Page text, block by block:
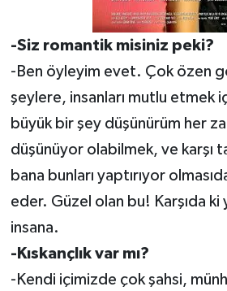
-Siz romantik misiniz peki?
-Ben öyleyim evet. Çok özen
şeylere, insanları mutlu etmek
büyük bir şey düşünürüm her
düşünüyor olabilmek, ve karşı
bana bunları yaptırıyor
eder. Güzel olan bu! Karşıda ki
insana.
-Kıskançlık var mı?
-Kendi içimizde çok şahsi,